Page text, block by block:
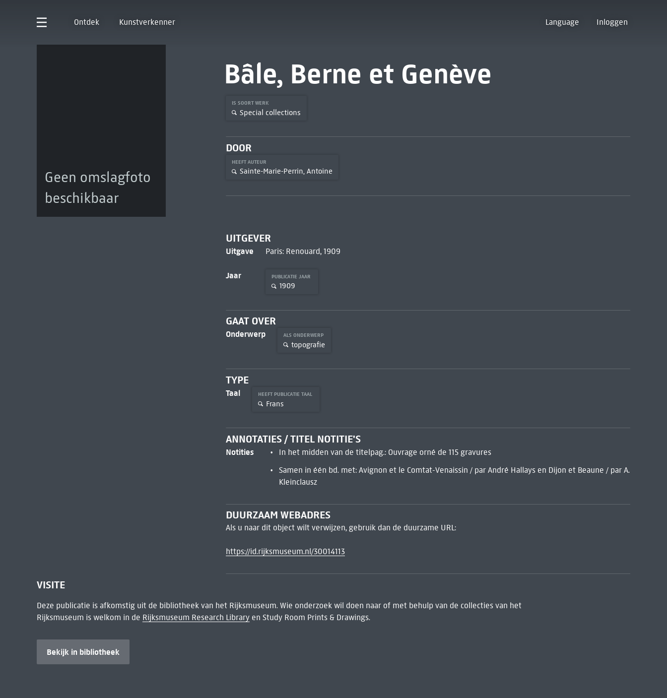
Ontdek Kunstverkenner Language Inloggen
Geen omslagfoto
beschikbaar
Bâle, Berne et Genève
IS SOORT WERK
Special collections
DOOR
HEEFT AUTEUR
Sainte-Marie-Perrin, Antoine
UITGEVER
Uitgave Paris: Renouard, 1909
Jaar PUBLICATIE JAAR
1909
GAAT OVER
Onderwerp ALS ONDERWERP
topografie
TYPE
Taal HEEFT PUBLICATIE TAAL
Frans
ANNOTATIES / TITEL NOTITIE'S
Notities
In het midden van de titelpag.: Ouvrage orné de 115 gravures
Samen in één bd. met: Avignon et le Comtat-Venaissin / par André Hallays en Dijon et Beaune / par A.
Kleinclausz
DUURZAAM WEBADRES
Als u naar dit object wilt verwijzen, gebruik dan de duurzame URL:
https://id.rijksmuseum.nl/30014113
VISITE
Deze publicatie is afkomstig uit de bibliotheek van het Rijksmuseum. Wie onderzoek wil doen naar of met behulp van de collecties van het
Rijksmuseum is welkom in de Rijksmuseum Research Libraryen Study Room Prints & Drawings.
Bekijk in bibliotheek